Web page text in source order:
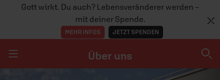
Gott wirkt. Du auch? Lebensveränderer werden –
mit deiner Spende.
MEHR INFOS JETZT SPENDEN
Über uns